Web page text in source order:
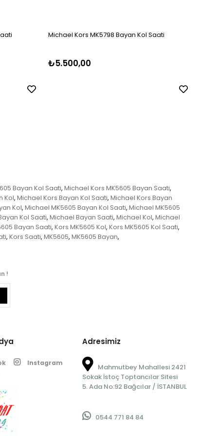
Michael Kors MK5798 Bayan Kol Saati
₺5.500,00
Bayan Kol Saati, Michael Kors MK5605 Bayan Saati,
Kol, Michael Kors Bayan Kol Saati, Michael Kors Bayan
Kol, Michael MK5605 Bayan Kol Saati, Michael MK5605
Kol Saati, Michael Bayan Saati, Michael Kol, Michael
Bayan Saati, Kors MK5605 Kol, Kors MK5605 Kol Saati,
, Kors Saati, MK5605, MK5605 Bayan,
!
Instagram
Adresimiz
Mahmutbey Mahallesi 2421
Sokak İstoç Toptancılar Sitesi
5. Ada No:92 Bağcılar / İSTANBUL
0544 771 84 84